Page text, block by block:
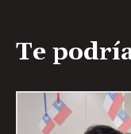
Te